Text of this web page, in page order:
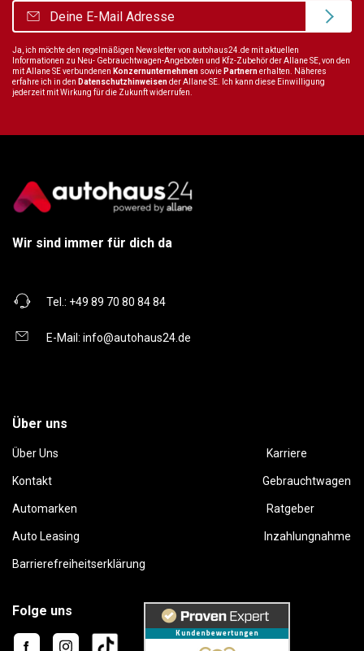
Ja, ich möchte den regelmäßigen Newsletter von autohaus24.de mit aktuellen
Informationen zu Neu- Gebrauchtwagen-Angeboten und Kfz-Zubehör der Allane SE, von den
mit Allane SE verbundenen Konzernunternehmen sowie Partnernerhalten. Näheres
erfahre ich in den Datenschutzhinweisender Allane SE. Ich kann diese Einwilligung
jederzeit mit Wirkung für die Zukunft widerrufen.
Wir sind immer für dich da
Tel.: +49 89 70 80 84 84
E-Mail: info@autohaus24.de
Über uns
Über Uns Karriere
Kontakt Gebrauchtwagen
Automarken Ratgeber
Auto Leasing Inzahlungnahme
Barrierefreiheitserklärung
Folge uns